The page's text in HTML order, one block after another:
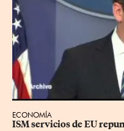
ECONOMÍA
ISM servicios de EU